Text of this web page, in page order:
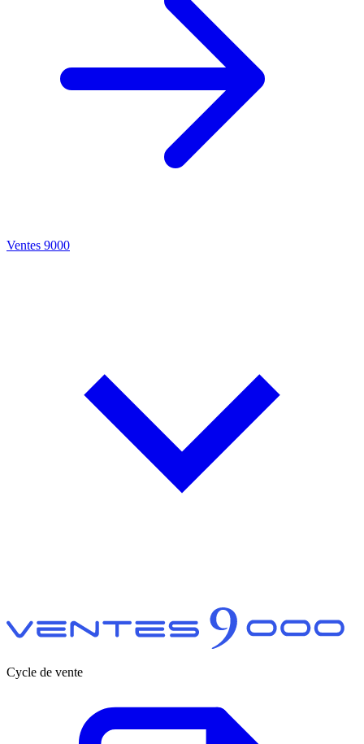
Ventes 9000
Cycle de vente